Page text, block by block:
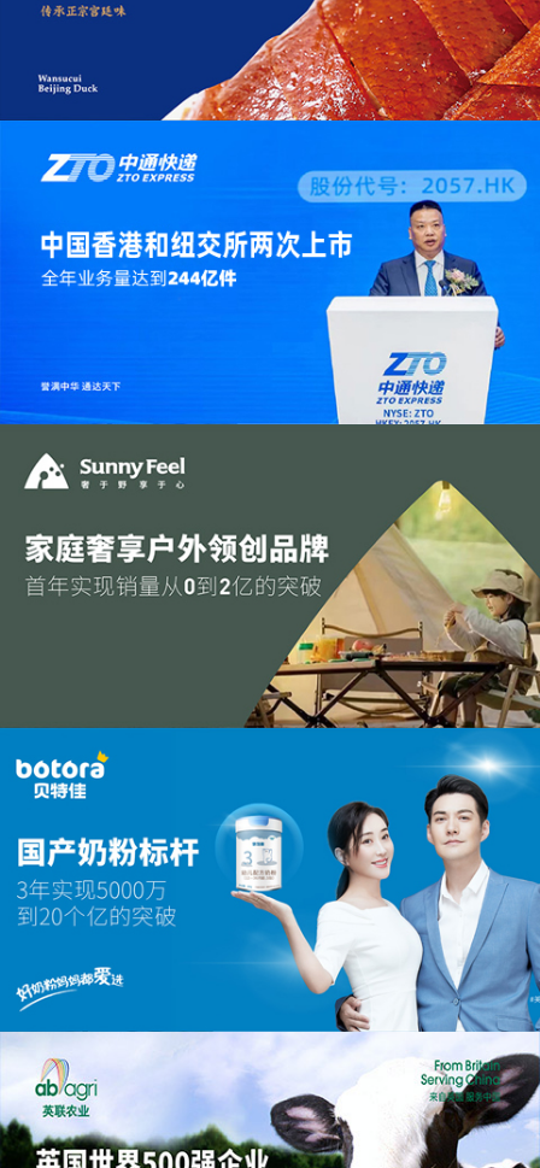
万酥脆 | 全新互联网模式烤鸭连锁品牌
打造单店日营业额突破7.5万
中通快递 | 品牌全案策划 | 誉满中华 通达天下
为传统品牌建立年轻化、国际化的认知
山扉 | 品牌全案策划
首年实现从0到2亿的破局之路